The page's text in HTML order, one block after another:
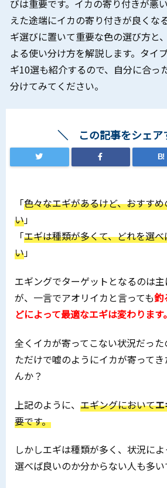
びは重要です。イカの寄り付きが悪
えた途端にイカの寄り付きが良くな
ギ選びに置いて重要な色の選び方と
よる使い分け方を解説します。タイ
ギ10選も紹介するので、自分に合っ
分けてみてください。
この記事をシェア
B!
「色々なエギがあるけど、おすす
い」
「エギは種類が多くて、どれを選
い」
エギングでターゲットとなるのは主
が、一言でアオリイカと言っても釣
どによって最適なエギは変わります。
全くイカが寄ってこない状況だっ
ただけで嘘のようにイカが寄って
んか？
上記のように、 エギングにおいて
要です。
しかしエギは種類が多く、状況に
選べば良いのか分からない人も多い